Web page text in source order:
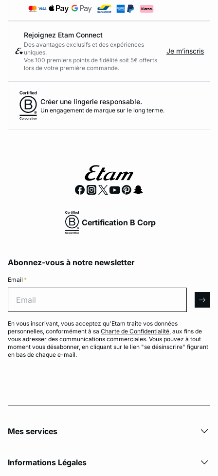
Rejoignez Etam Connect
Des avantages exclusifs et des expériences
uniques.
Vos 100 premiers points de fidélité soit 5€ offerts
lors de votre première commande.​
Je m’inscris
Créer une lingerie responsable.
Un engagement de marque sur le long terme.
Certification B Corp
Abonnez-vous à notre newsletter
Email *
En vous inscrivant, vous acceptez qu'Etam traite vos données
personnelles, conformément à sa Charte de Confidentialité, aux fins de
vous adresser des communications commerciales. Vous pouvez à tout
moment vous désabonner, en cliquant sur le lien "se désinscrire" figurant
en bas de chaque e-mail.
Mes services
Informations Légales